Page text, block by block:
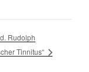
Rudolph
Tinnitus“